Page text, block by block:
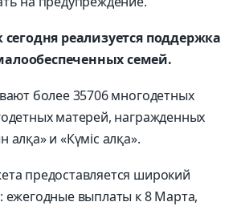
сегодня реализуется поддержка
семей.
более 35706 многодетных
матерей, награжденных
алқа» и «Күміс алқа».
предоставляется широкий
ежегодные выплаты к 8 Марта,